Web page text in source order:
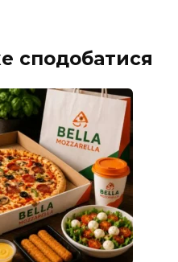
сподобатися